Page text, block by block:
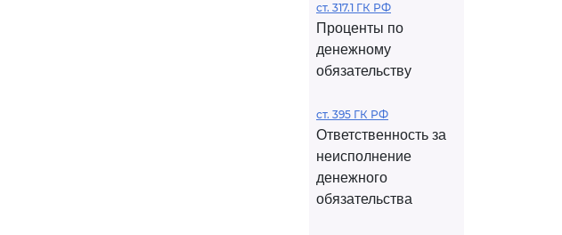
ст. 317.1 ГК РФ
Проценты по
денежному
обязательству
ст. 395 ГК РФ
Ответственность за
неисполнение
денежного
обязательства